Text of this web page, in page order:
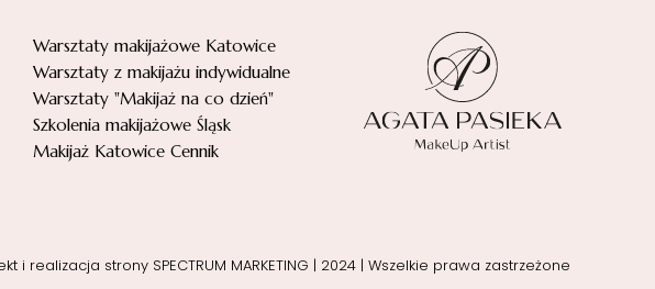
i realizacja strony SPECTRUM MARKETING | 2024 | Wszelkie prawa zastrzeżone
Warsztaty makijażowe Katowice
Warsztaty z makijażu indywidualne
Warsztaty "Makijaż na co dzień"
Szkolenia makijażowe Śląsk
Makijaż Katowice Cennik